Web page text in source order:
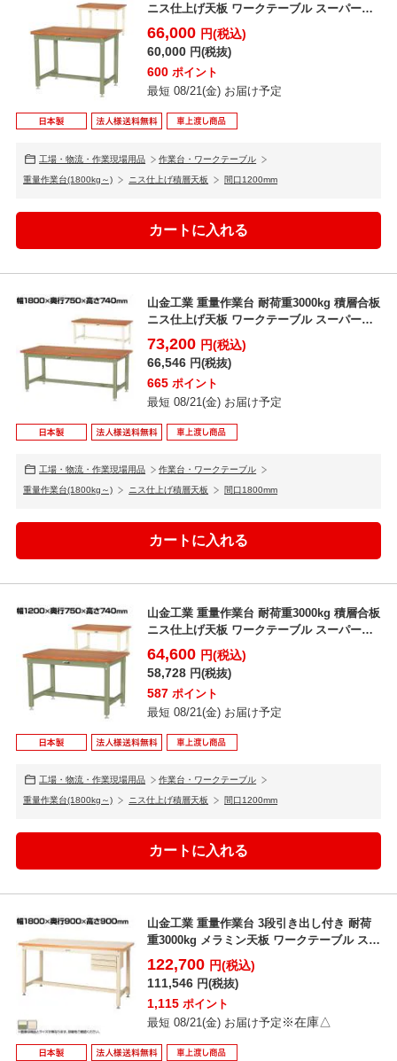
ニス仕上げ天板 ワークテーブル スーパータ
イプ S...
66,000 円(税込)
60,000 円(税抜)
600 ポイント
最短 08/21(金) お届け予定
工場・物流・作業現場用品 作業台・ワークテーブル
重量作業台(1800kg～) ニス仕上げ積層天板 間口1200mm
山金工業 重量作業台 耐荷重3000kg 積層合板
ニス仕上げ天板 ワークテーブル スーパータ
イプ S...
73,200 円(税込)
66,546 円(税抜)
665 ポイント
最短 08/21(金) お届け予定
工場・物流・作業現場用品 作業台・ワークテーブル
重量作業台(1800kg～) ニス仕上げ積層天板 間口1800mm
山金工業 重量作業台 耐荷重3000kg 積層合板
ニス仕上げ天板 ワークテーブル スーパータ
イプ S...
64,600 円(税込)
58,728 円(税抜)
587 ポイント
最短 08/21(金) お届け予定
工場・物流・作業現場用品 作業台・ワークテーブル
重量作業台(1800kg～) ニス仕上げ積層天板 間口1200mm
山金工業 重量作業台 3段引き出し付き 耐荷
重3000kg メラミン天板 ワークテーブル スー
パータ...
122,700 円(税込)
111,546 円(税抜)
1,115 ポイント
最短 08/21(金) お届け予定 ※在庫△